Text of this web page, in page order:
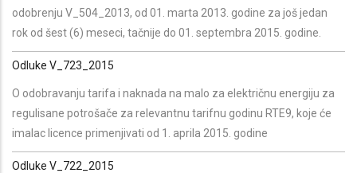
odobrenju V_504_2013, od 01. marta 2013. godine za još jedan
rok od šest (6) meseci, tačnije do 01. septembra 2015. godine.
Odluke V_723_2015
O odobravanju tarifa i naknada na malo za električnu energiju za
regulisane potrošače za relevantnu tarifnu godinu RTE9, koje će
imalac licence primenjivati od 1. aprila 2015. godine
Odluke V_722_2015